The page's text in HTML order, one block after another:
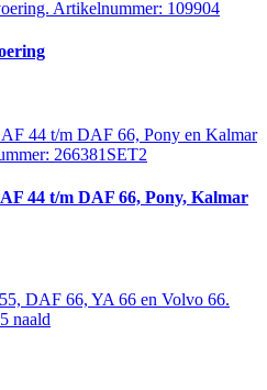
44 t/m DAF 66, Pony, Kalmar